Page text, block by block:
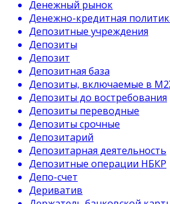
Денежный рынок
Денежно-кредитная
Депозитные учреждения
Депозиты
Депозит
Депозитная база
Депозиты, включаемые в
Депозиты до востребования
Депозиты переводные
Депозиты срочные
Депозитарий
Депозитарная деятельность
Депозитные операции НБКР
Депо-счет
Дериватив